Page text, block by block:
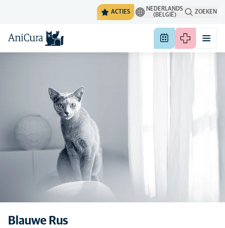
ACTIES
NEDERLANDS
(BELGIË)
ZOEKEN
Blauwe Rus